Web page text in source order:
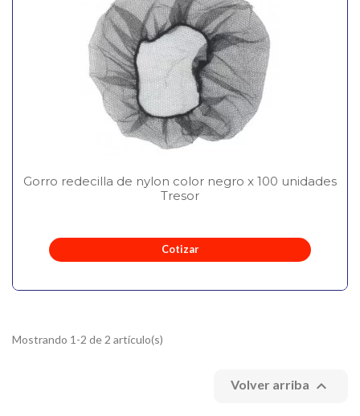
Gorro redecilla de nylon color negro x 100 unidades
Tresor
Cotizar
Mostrando 1-2 de 2 artículo(s)
Volver arriba 